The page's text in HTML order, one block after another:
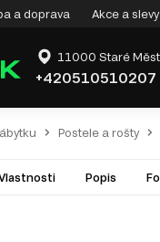
a doprava Akce a slevy
11000 Staré
+420510510207
Postele a rošty
Popis